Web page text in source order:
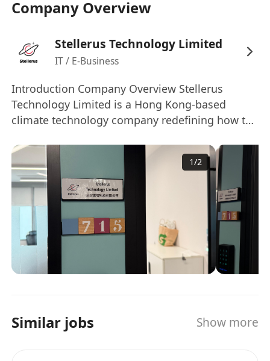
• 对机器学习、深度学习有深刻理解，熟悉常见的机
• 具备扎实的算法基础，深入理解Transformer及
BERT/GPT等模型原理 。
• 良好的沟通能力和团队合作精神，能够独立解决问
优先考虑
• 有使用开源大模型进行微调或研究的项目经验 。
• 在相关领域的国际顶会或期刊发表高质量论文，或
在知名竞赛中取得优异成绩 。
Company Overview
Stellerus Technology Limited
IT / E-Business
Introduction Company Overview Stellerus
Technology Limited is a Hong Kong-based
climate technology company redefining how the
systems. Our vertically integrated platform
combines custom-built satellite sensors, AI-
powered analytics, and climate foresight tools
to deliver real-time intelligence for: • Clean
energy production and trading • Carbon
monitoring and ESG compliance • Smart city
governance and hazard response We are
scaling rapidly and expanding our presence
across Asia and global markets. Stellerus
advisors, and is headquartered in the heart of
1/2
Similar jobs Show more